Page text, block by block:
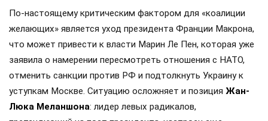
мире, пока Зеленский ожидает выборов в США.
Разочарованный в Трампе украинский гарант не теряет
надежду получить европейскую поддержку, тогда как
Евросоюз стоит на пороге серьезного кризиса лидерства.
Кир СтармериЭммануэль Макрон были
«архитекторами» ключевых инициатив Запада — от
военной помощи Киеву до патрулирования Ормузского